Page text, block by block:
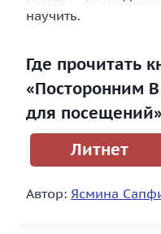
научить.
Где прочитать
«Посторонним
для посещений»
Литнет
Автор: Ясмина